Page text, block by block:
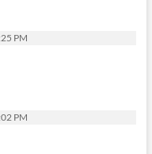
PM
PM